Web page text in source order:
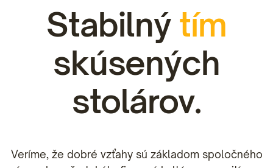
Stabilný tím
skúsených
stolárov.
Veríme, že dobré vzťahy sú základom spoločného